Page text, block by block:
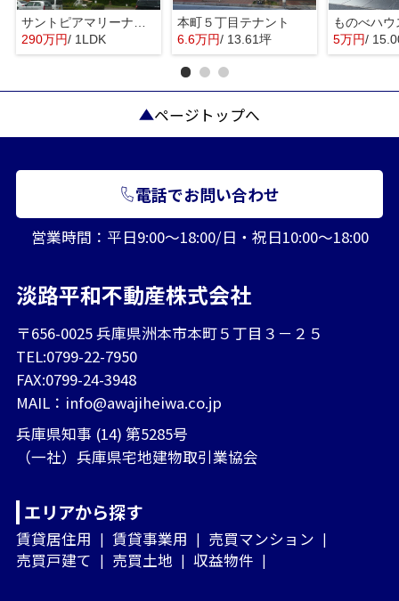
サントピアマリーナマンションⅠ
290万円/ 1LDK
本町５丁目テナント
6.6万円/ 13.61坪
ものべハウ
5万円/
ページトップへ
電話でお問い合わせ
営業時間：平日9:00～18:00/日・祝日10:00～18:00
淡路平和不動産株式会社
〒656-0025 兵庫県洲本市本町５丁目３－２５
TEL:0799-22-7950
FAX:0799-24-3948
MAIL： info@awajiheiwa.co.jp
兵庫県知事 (14) 第5285号
（一社）兵庫県宅地建物取引業協会
エリアから探す
賃貸居住用 賃貸事業用
売買マンション
売買戸建て
売買土地 収益物件